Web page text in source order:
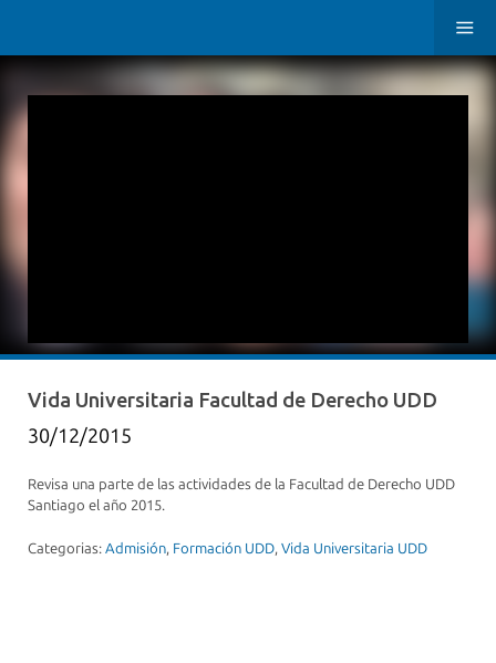
Vida Universitaria Facultad de Derecho UDD
30/12/2015
Revisa una parte de las actividades de la Facultad de Derecho UDD
Santiago el año 2015.
Categorias: Admisión, Formación UDD, Vida Universitaria UDD